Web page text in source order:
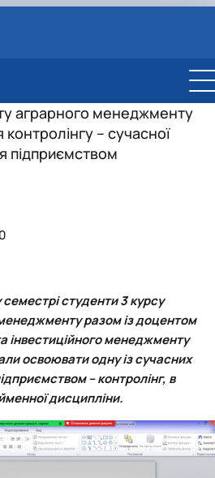
факультету
робота
партнери
аграрного менеджменту
– сучасної
підприємством
студенти 3 курсу
разом із доцентом
інвестиційного менеджменту
освоювати одну із сучасних
– контролінг, в
дисципліни.